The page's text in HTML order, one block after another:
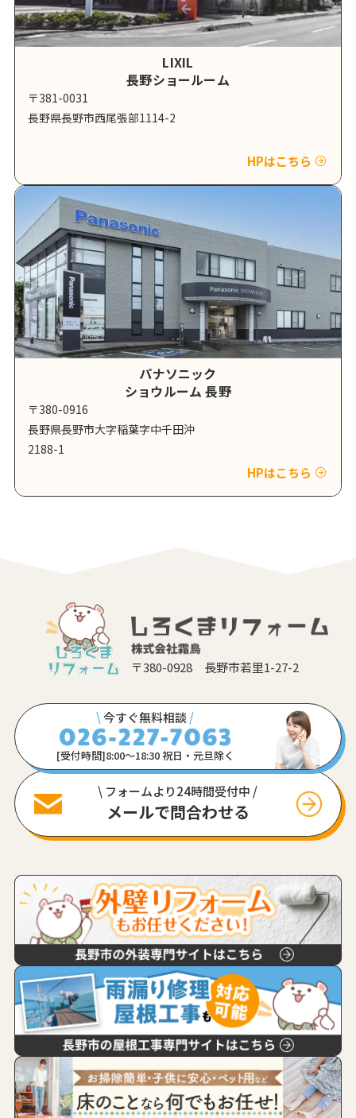
LIXIL
長野ショールーム
〒381-0031
長野県長野市西尾張部1114-2
HPはこちら
パナソニック
ショウルーム 長野
〒380-0916
長野県長野市大字稲葉字中千田沖
2188-1
HPはこちら
〒380-0928 長野市若里1-27-2
\今すぐ無料相談 /
[受付時間]8:00〜18:30 祝日・元旦除く
\ フォームより24時間受付中 /
メールで問合わせる